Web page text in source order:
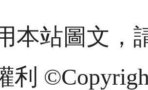
本站圖文，
利